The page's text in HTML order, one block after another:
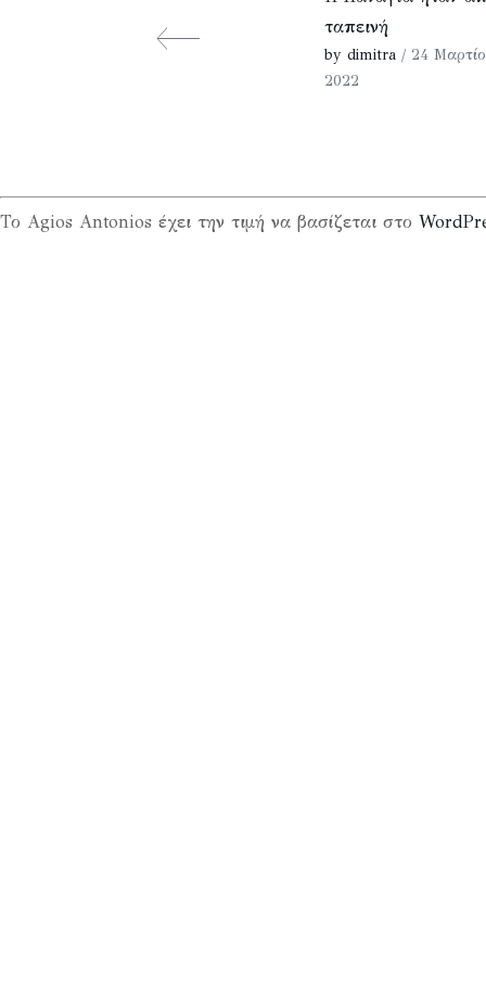
ταπεινή
by dimitra / 24
2022
Το Agios Antonios έχει την τιμή να βασίζεται στο